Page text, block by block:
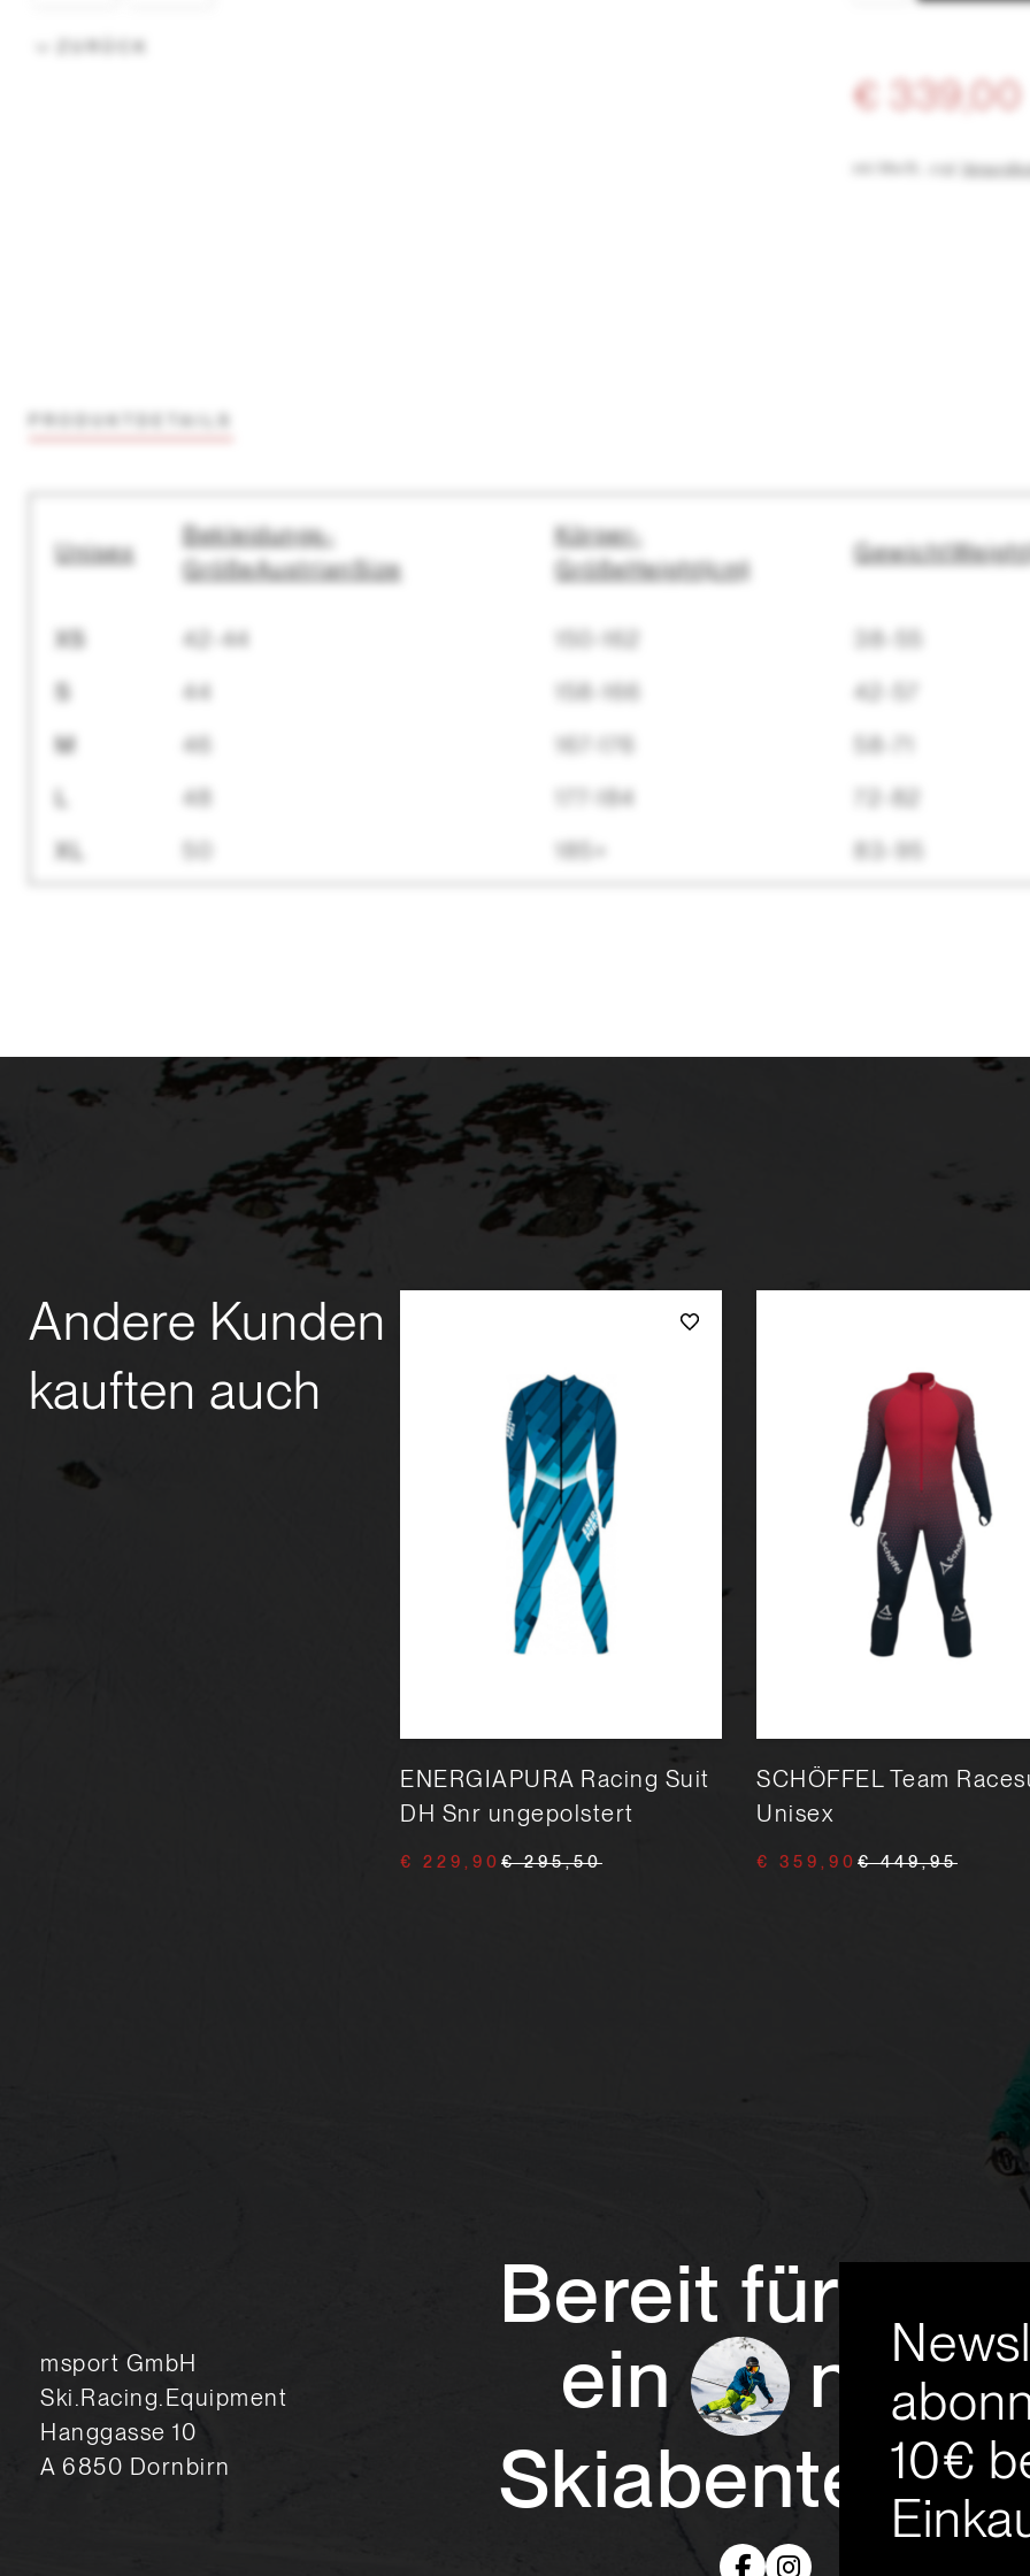
€ 339,00
Unisex
Bekleidungs-
GrößeAustrianSize
Körper-
GrößeHeight(cm)
GewichtWeight
XS 42-44 150-162
38-55
S
44 158-166
42-57
M
46 167-176
58-71
L
48 177-184
XL
185+ 83-95
Andere Kunden
kauften auch
ENERGIAPURA Racing Suit
DH Snr ungepolstert
€ 229,90 € 295,50
SCHÖFFEL Team
Unisex
€ 359,90 € 449,95
msport GmbH
Ski.Racing.Equipment
Hanggasse 10
A 6850 Dornbirn
Bereit für
ein
10€